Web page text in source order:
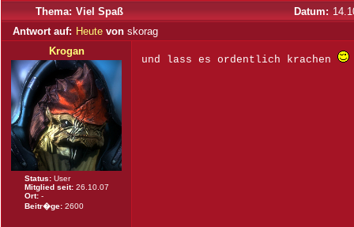
Thema: Viel Spaß Datum:
Antwort auf: Heute von skorag
Krogan
Status: User
Mitglied seit: 26.10.07
Ort: -
Beitr�ge: 2600
und lass es ordentlich krachen